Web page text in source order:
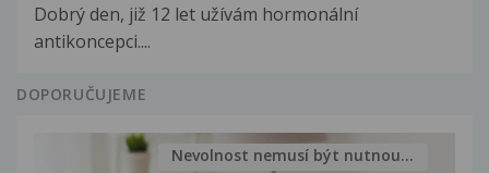
Dobrý den, již 12 let užívám hormonální
antikoncepci....
DOPORUČUJEME
Nevolnost nemusí být nutnou...